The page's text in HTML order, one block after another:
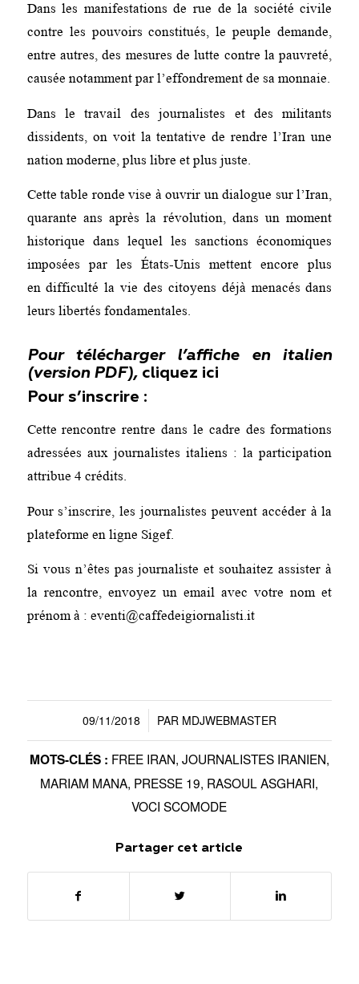
Dans les manifestations de rue de la société civile
contre les pouvoirs constitués, le peuple demande,
entre autres, des mesures de lutte contre la pauvreté,
causée notamment par l’effondrement de sa monnaie.
Dans le travail des journalistes et des militants
dissidents, on voit la tentative de rendre l’Iran une
nation moderne, plus libre et plus juste.
Cette table ronde vise à ouvrir un dialogue sur l’Iran,
quarante ans après la révolution, dans un moment
historique dans lequel les sanctions économiques
imposées par les États-Unis mettent encore plus
en difficulté la vie des citoyens déjà menacés dans
leurs libertés fondamentales.
Pour télécharger l’affiche en italien
(version PDF), cliquez ici
Pour s’inscrire :
Cette rencontre rentre dans le cadre des formations
adressées aux journalistes italiens : la participation
attribue 4 crédits.
Pour s’inscrire, les journalistes peuvent accéder à la
plateforme en ligne Sigef.
Si vous n’êtes pas journaliste et souhaitez assister à
la rencontre, envoyez un email avec votre nom et
prénom à : eventi@caffedeigiornalisti.it
09/11/2018
/ PAR MDJWEBMASTER
MOTS-CLÉS : FREE IRAN, JOURNALISTES IRANIEN,
MARIAM MANA, PRESSE 19, RASOUL ASGHARI,
VOCI SCOMODE
Partager cet article